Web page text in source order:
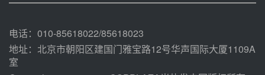
规模化助力构建绿色低碳电力供给
电话：010-85618022/85618023
地址：北京市朝阳区建国门雅宝路12号华声国际大厦1109A
室